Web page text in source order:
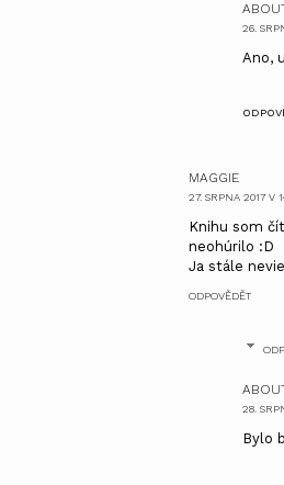
26.
Ano,
MAGGIE
27. SRPNA 2017 V
Knihu som
neohúrilo :D
Ja stále
ODPOVĚDĚT
28.
Bylo